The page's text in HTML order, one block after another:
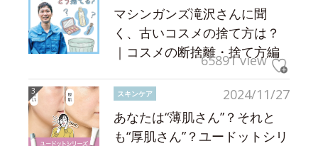
マシンガンズ滝沢さんに聞
く、古いコスメの捨て方は？
｜コスメの断捨離・捨て方編
65891 view
2024/11/27
スキンケア
あなたは“薄肌さん”？それと
も“厚肌さん”？ユードットシリ